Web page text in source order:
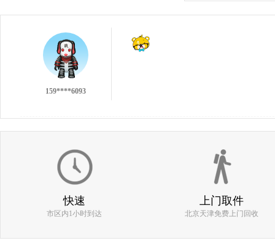
159****6093
快速
市区内1小时到达
上门取件
北京天津免费上门回收